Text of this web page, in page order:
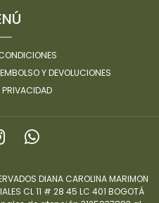
Y DEVOLUCIONES
PRIVACIDAD
DIANA CAROLINA MARIMON
CL 11 # 28 45 LC 401 BOGOTÁ